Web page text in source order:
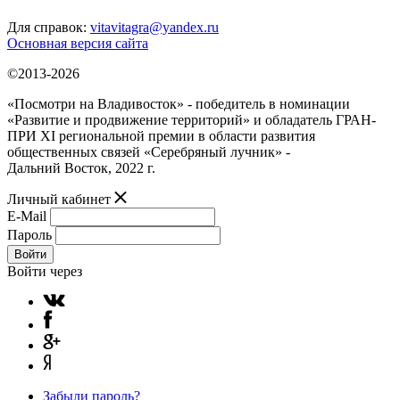
Для справок: vitavitagra@yandex.ru
Основная версия сайта
©2013-2026
«Посмотри на Владивосток» - победитель в номинации
«Развитие и продвижение территорий» и обладатель ГРАН-
ПРИ XI региональной премии в области развития
общественных связей «Серебряный лучник» -
Дальний Восток, 2022 г.
Личный кабинет
E-Mail
Пароль
Войти
Войти через
Забыли пароль?